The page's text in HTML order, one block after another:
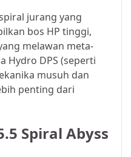
jurang yang
bos HP tinggi,
melawan meta-
Hydro DPS (seperti
musuh dan
penting dari
Spiral Abyss